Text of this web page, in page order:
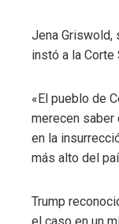
Jena Griswold,
instó a la Corte
«El pueblo de
merecen saber
en la
más alto del
Trump